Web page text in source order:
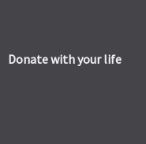
Donate with your life